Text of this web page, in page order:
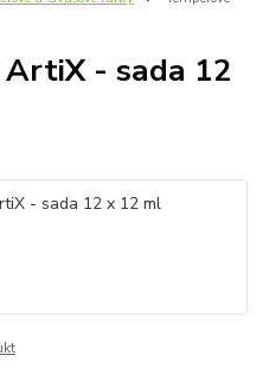
- sada 12